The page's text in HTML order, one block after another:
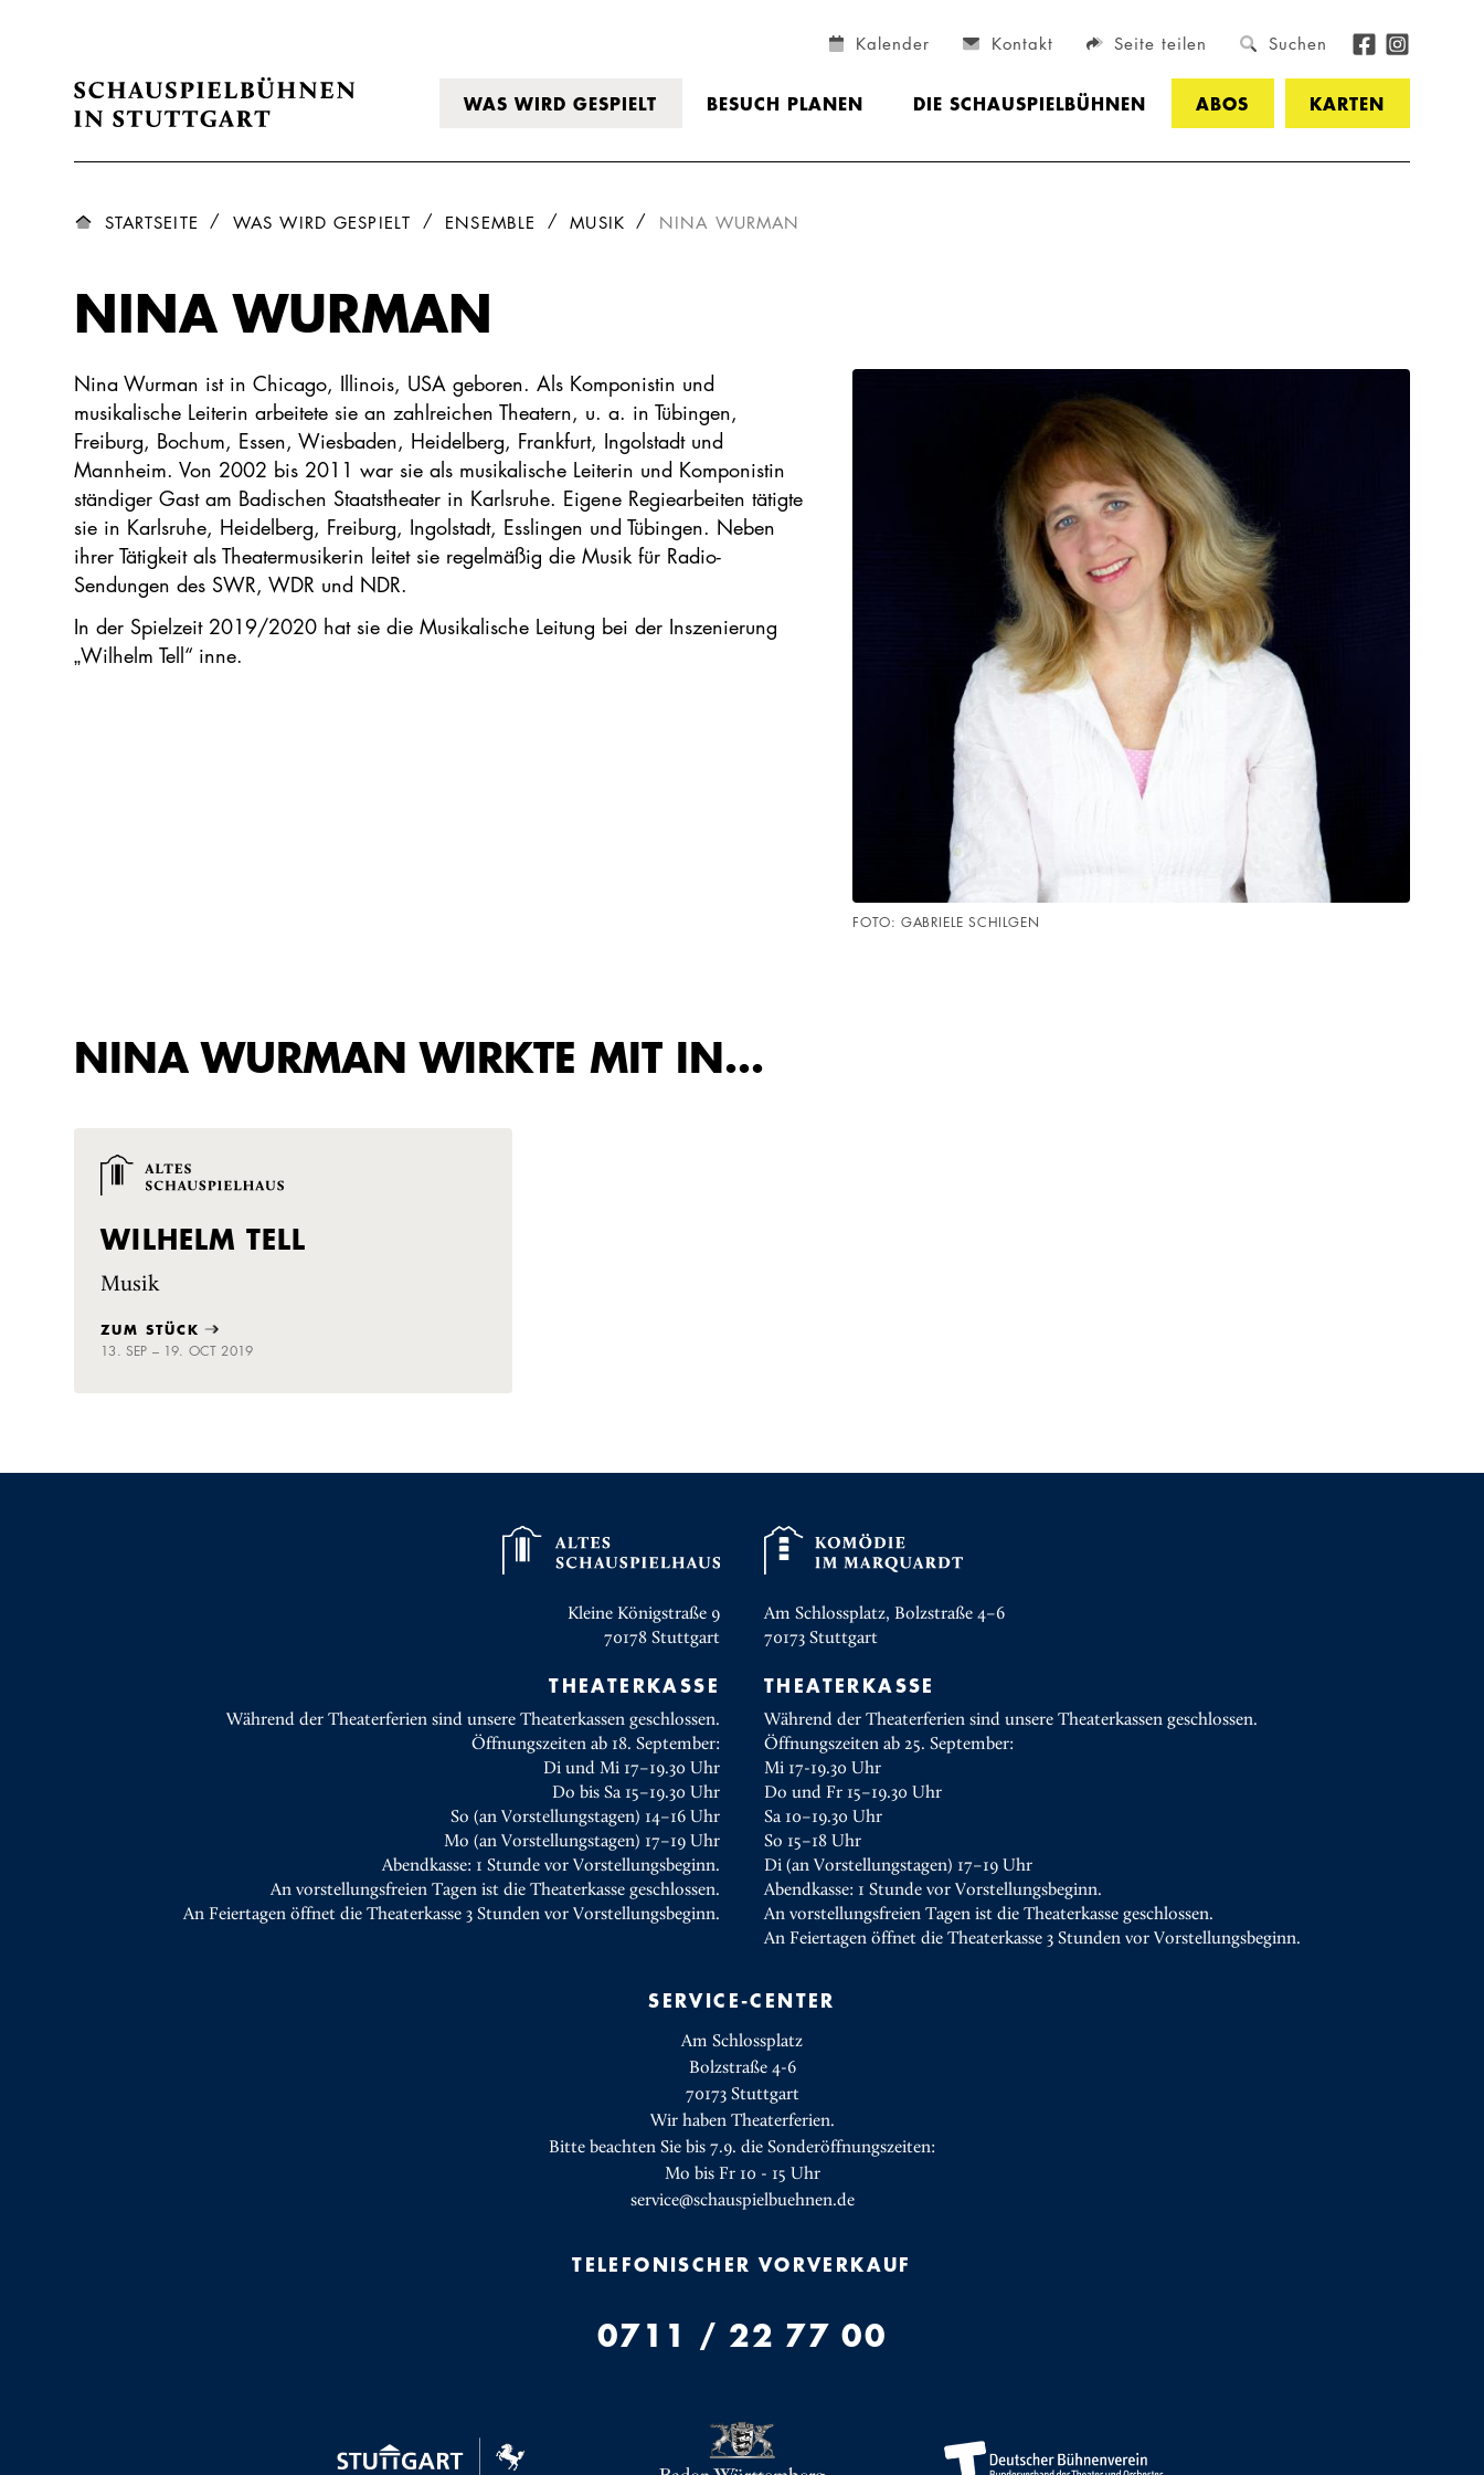
Kalender Kontakt Seite teilen Suchen
WAS WIRD GESPIELT BESUCH PLANEN DIE SCHAUSPIELBÜHNEN ABOS KARTEN
STARTSEITE WAS WIRD GESPIELT ENSEMBLE MUSIK NINA WURMAN
NINA WURMAN
Nina Wurman ist in Chicago, Illinois, USA geboren. Als Komponistin und
musikalische Leiterin arbeitete sie an zahlreichen Theatern, u. a. in Tübingen,
Freiburg, Bochum, Essen, Wiesbaden, Heidelberg, Frankfurt, Ingolstadt und
Mannheim. Von 2002 bis 2011 war sie als musikalische Leiterin und Komponistin
ständiger Gast am Badischen Staatstheater in Karlsruhe. Eigene Regiearbeiten tätigte
sie in Karlsruhe, Heidelberg, Freiburg, Ingolstadt, Esslingen und Tübingen. Neben
ihrer Tätigkeit als Theatermusikerin leitet sie regelmäßig die Musik für Radio-
Sendungen des SWR, WDR und NDR.
In der Spielzeit 2019/2020 hat sie die Musikalische Leitung bei der Inszenierung
„Wilhelm Tell“ inne.
FOTO: GABRIELE SCHILGEN
NINA WURMAN WIRKTE MIT IN…
WILHELM TELL
Musik
ZUM STÜCK
13. SEP – 19. OCT 2019
Kleine Königstraße 9
70178 Stuttgart
THEATERKASSE
Während der Theaterferien sind unsere Theaterkassen geschlossen.
Öffnungszeiten ab 18. September:
Di und Mi 17–19.30 Uhr
Do bis Sa 15–19.30 Uhr
So (an Vorstellungstagen) 14–16 Uhr
Mo (an Vorstellungstagen) 17–19 Uhr
Abendkasse: 1 Stunde vor Vorstellungsbeginn.
An vorstellungsfreien Tagen ist die Theaterkasse geschlossen.
An Feiertagen öffnet die Theaterkasse 3 Stunden vor Vorstellungsbeginn.
Am Schlossplatz, Bolzstraße 4–6
70173 Stuttgart
THEATERKASSE
Während der Theaterferien sind unsere Theaterkassen geschlossen.
Öffnungszeiten ab 25. September:
Mi 17-19.30 Uhr
Do und Fr 15–19.30 Uhr
Sa 10–19.30 Uhr
So 15–18 Uhr
Di (an Vorstellungstagen) 17–19 Uhr
Abendkasse: 1 Stunde vor Vorstellungsbeginn.
An vorstellungsfreien Tagen ist die Theaterkasse geschlossen.
An Feiertagen öffnet die Theaterkasse 3 Stunden vor Vorstellungsbeginn.
SERVICE-CENTER
Am Schlossplatz
Bolzstraße 4-6
70173 Stuttgart
Wir haben Theaterferien.
Bitte beachten Sie bis 7.9. die Sonderöffnungszeiten:
Mo bis Fr 10 - 15 Uhr
service@schauspielbuehnen.de
TELEFONISCHER VORVERKAUF
0711 / 22 77 00